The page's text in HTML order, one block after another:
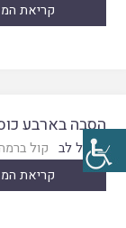
קריאת
הסבה בארבע
יחיאל לב קול
קריאת